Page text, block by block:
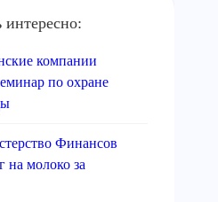
компании
по охране
Финансов
на молоко за